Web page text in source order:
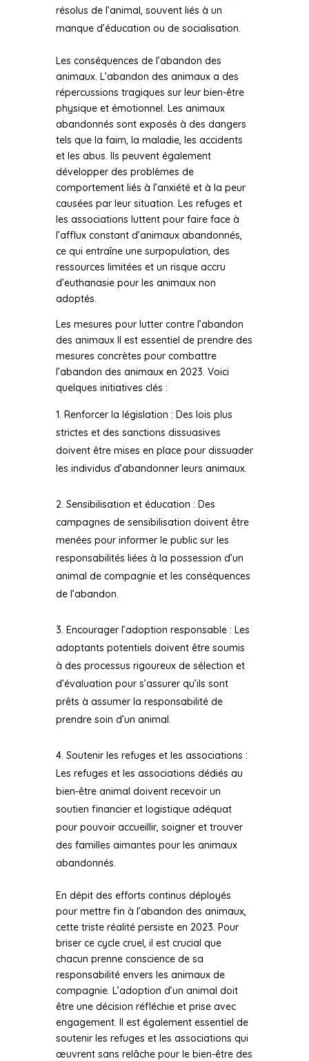
résolus de l’animal, souvent liés à un
manque d’éducation ou de socialisation.
Les conséquences de l’abandon des
animaux. L’abandon des animaux a des
répercussions tragiques sur leur bien-être
physique et émotionnel. Les animaux
abandonnés sont exposés à des dangers
tels que la faim, la maladie, les accidents
et les abus. Ils peuvent également
développer des problèmes de
comportement liés à l’anxiété et à la peur
causées par leur situation. Les refuges et
les associations luttent pour faire face à
l’afflux constant d’animaux abandonnés,
ce qui entraîne une surpopulation, des
ressources limitées et un risque accru
d’euthanasie pour les animaux non
adoptés.
Les mesures pour lutter contre l’abandon
des animaux Il est essentiel de prendre des
mesures concrètes pour combattre
l’abandon des animaux en 2023. Voici
quelques initiatives clés :
Renforcer la législation : Des lois plus
strictes et des sanctions dissuasives
doivent être mises en place pour dissuader
les individus d’abandonner leurs animaux.
Sensibilisation et éducation : Des
campagnes de sensibilisation doivent être
menées pour informer le public sur les
responsabilités liées à la possession d’un
animal de compagnie et les conséquences
de l’abandon.
Encourager l’adoption responsable : Les
adoptants potentiels doivent être soumis
à des processus rigoureux de sélection et
d’évaluation pour s’assurer qu’ils sont
prêts à assumer la responsabilité de
prendre soin d’un animal.
Soutenir les refuges et les associations :
Les refuges et les associations dédiés au
bien-être animal doivent recevoir un
soutien financier et logistique adéquat
pour pouvoir accueillir, soigner et trouver
des familles aimantes pour les animaux
abandonnés.
En dépit des efforts continus déployés
pour mettre fin à l’abandon des animaux,
cette triste réalité persiste en 2023. Pour
briser ce cycle cruel, il est crucial que
chacun prenne conscience de sa
responsabilité envers les animaux de
compagnie. L’adoption d’un animal doit
être une décision réfléchie et prise avec
engagement. Il est également essentiel de
soutenir les refuges et les associations qui
œuvrent sans relâche pour le bien-être des